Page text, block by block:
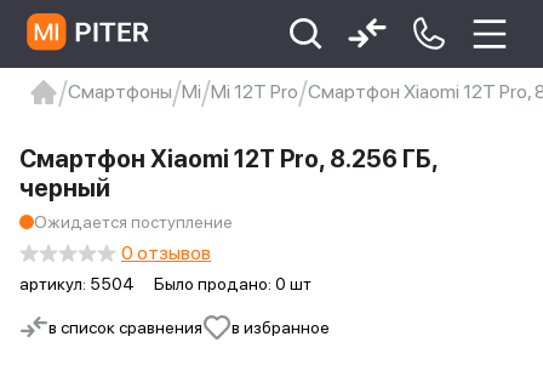
Xiaomi 9 про
xiaomi redmi 12c
Смартфоны Mi Mi 12T Pro Смартфон Xiaomi 12T Pro,
в список сравнения в избранное
Смартфон Xiaomi 12T Pro, 8.256 ГБ,
черный
Ожидается поступление
артикул: 5504 Было продано: 0 шт
0 отзывов